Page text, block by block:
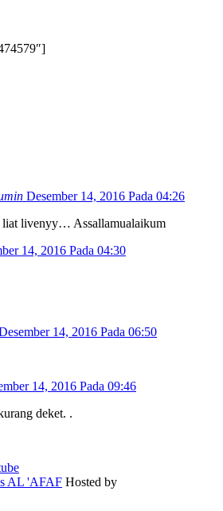
Desember 14, 2016 Pada 04:26
liat livenyy… Assallamualaikum
14, 2016 Pada 04:30
14, 2016 Pada 06:50
14, 2016 Pada 09:46
deket. .
AL 'AFAF Hosted by